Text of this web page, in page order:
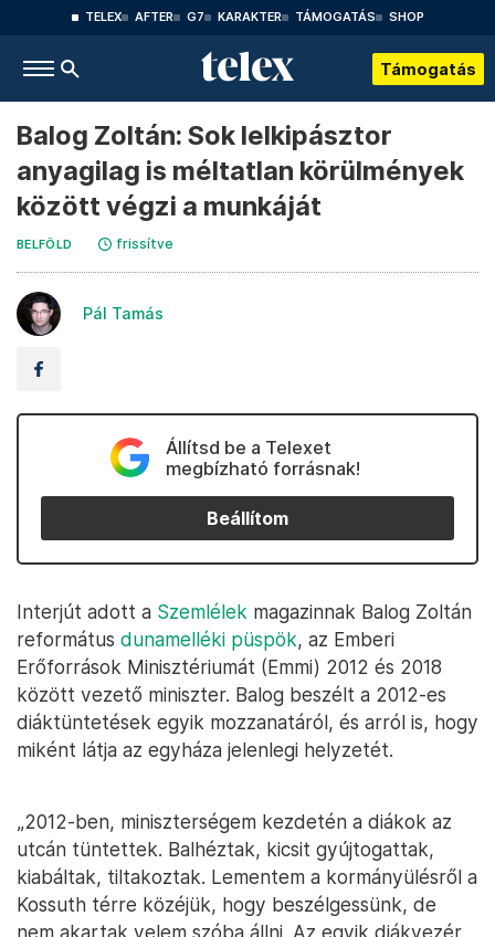
TELEX AFTER G7 KARAKTER TÁMOGATÁS SHOP
Támogatás
Balog Zoltán: Sok lelkipásztor
anyagilag is méltatlan körülmények
között végzi a munkáját
BELFÖLD frissítve
Pál Tamás
Állítsd be a Telexet
megbízható forrásnak!
Beállítom
Interjút adott a Szemlélek magazinnak Balog Zoltán
református dunamelléki püspök, az Emberi
Erőforrások Minisztériumát (Emmi) 2012 és 2018
között vezető miniszter. Balog beszélt a 2012-es
diáktüntetések egyik mozzanatáról, és arról is, hogy
miként látja az egyháza jelenlegi helyzetét.
„2012-ben, miniszterségem kezdetén a diákok az
utcán tüntettek. Balhéztak, kicsit gyújtogattak,
kiabáltak, tiltakoztak. Lementem a kormányülésről a
Kossuth térre közéjük, hogy beszélgessünk, de
nem akartak velem szóba állni. Az egyik diákvezér